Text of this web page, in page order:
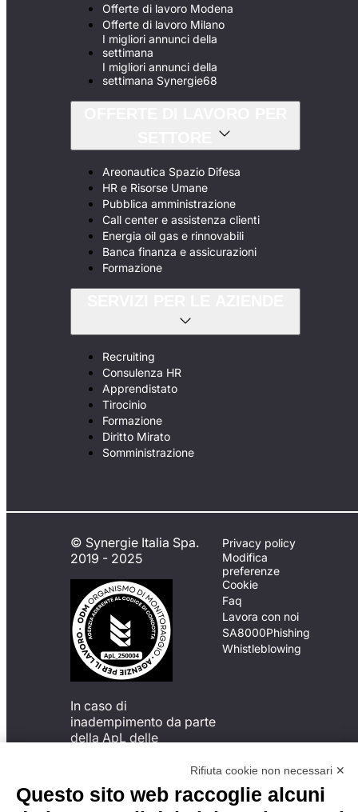
Offerte di lavoro Modena
Offerte di lavoro Milano
I migliori annunci della
settimana
I migliori annunci della
settimana Synergie68
Areonautica Spazio Difesa
HR e Risorse Umane
Pubblica amministrazione
Call center e assistenza clienti
Energia oil gas e rinnovabili
Banca finanza e assicurazioni
Formazione
Recruiting
Consulenza HR
Apprendistato
Tirocinio
Formazione
Diritto Mirato
Somministrazione
© Synergie Italia Spa.
2019 - 2025
In caso di
inadempimento da parte
della ApL delle
del Codice di Condotta, è
possibile presentare un
reclamo
Privacy policy
Modifica
preferenze
Cookie
Faq
Lavora con noi
SA8000Phishing
Whistleblowing
Rifiuta cookie non necessari ✕
Questo sito web raccoglie alcuni